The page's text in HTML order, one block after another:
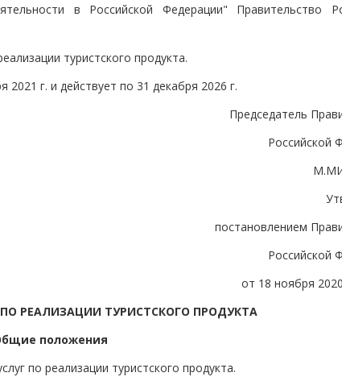
в Российской Федерации" Правительство
туристского продукта.
г. и действует по 31 декабря 2026 г.
Председатель
Российской
постановлением
Российской
от 18 ноября
РЕАЛИЗАЦИИ ТУРИСТСКОГО ПРОДУКТА
положения
по реализации туристского продукта.